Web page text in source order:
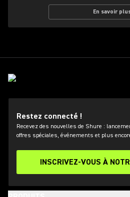
En savoir
Restez connecté !
Recevez des nouvelles de Shure :
offres spéciales, événements et plus
INSCRIVEZ-VOUS À